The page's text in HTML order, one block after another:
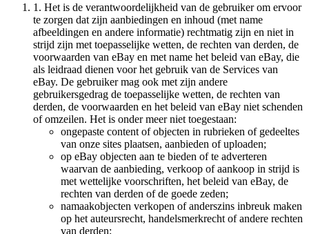
1. Het is de verantwoordelijkheid van de gebruiker om ervoor
te zorgen dat zijn aanbiedingen en inhoud (met name
afbeeldingen en andere informatie) rechtmatig zijn en niet in
strijd zijn met toepasselijke wetten, de rechten van derden, de
voorwaarden van eBay en met name het beleid van eBay, die
als leidraad dienen voor het gebruik van de Services van
eBay. De gebruiker mag ook met zijn andere
gebruikersgedrag de toepasselijke wetten, de rechten van
derden, de voorwaarden en het beleid van eBay niet schenden
of omzeilen. Het is onder meer niet toegestaan:
ongepaste content of objecten in rubrieken of gedeeltes
van onze sites plaatsen, aanbieden of uploaden;
op eBay objecten aan te bieden of te adverteren
waarvan de aanbieding, verkoop of aankoop in strijd is
met wettelijke voorschriften, het beleid van eBay, de
rechten van derden of de goede zeden;
namaakobjecten verkopen of anderszins inbreuk maken
op het auteursrecht, handelsmerkrecht of andere rechten
van derden;